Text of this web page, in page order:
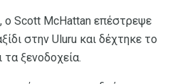
ο Scott McHattan επέστρεψε
στην Uluru και δέχτηκε το
τα ξενοδοχεία.